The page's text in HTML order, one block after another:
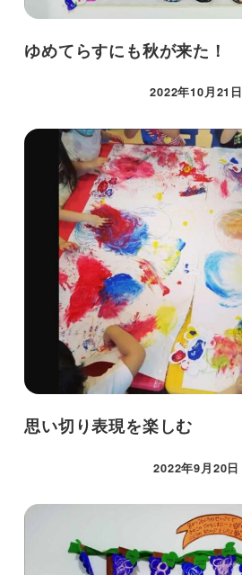
ゆめてらすにも秋が来た！
2022年10月21日
思い切り表現を楽しむ
2022年9月20日